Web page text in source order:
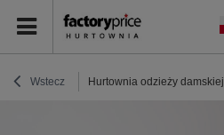
Wstecz Hurtownia odzieży damskiej